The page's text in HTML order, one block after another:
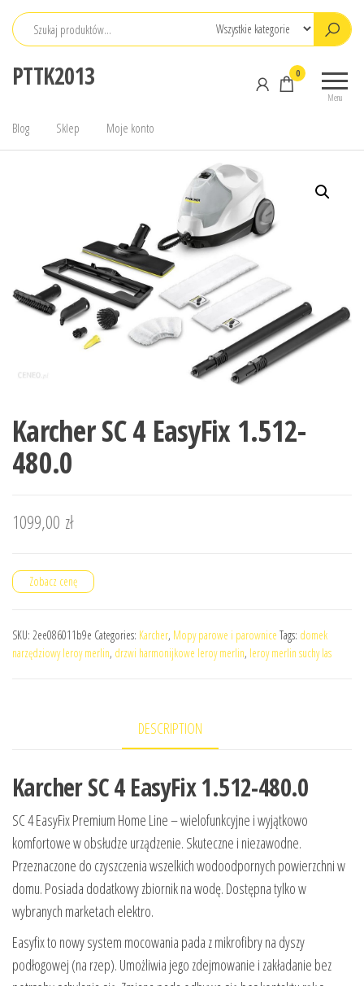
Przejdź
PTTK2013
Menu
0
Blog Sklep Moje konto
Karcher SC 4 EasyFix 1.512-
480.0
1099,00 zł
Zobacz cenę
SKU: 2ee086011b9e Categories: Karcher, Mopy parowe i parownice Tags: domek
narzędziowy leroy merlin, drzwi harmonijkowe leroy merlin, leroy merlin suchy las
DESCRIPTION
Karcher SC 4 EasyFix 1.512-480.0
SC 4 EasyFix Premium Home Line – wielofunkcyjne i wyjątkowo
komfortowe w obsłudze urządzenie. Skuteczne i niezawodne.
Przeznaczone do czyszczenia wszelkich wodoodpornych powierzchni w
domu. Posiada dodatkowy zbiornik na wodę. Dostępna tylko w
wybranych marketach elektro.
Easyfix to nowy system mocowania pada z mikrofibry na dyszy
podłogowej (na rzep). Umożliwia jego zdejmowanie i zakładanie bez